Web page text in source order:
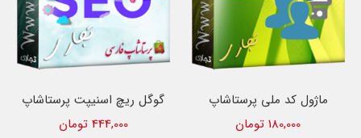
گوگل ریچ اسنیپت پرستاشاپ
444,000 تومان
ماژول کد ملی پرستاشاپ
180,000 تومان